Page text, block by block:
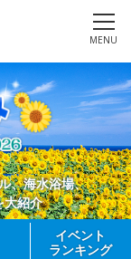
MENU
、海水浴場、
大紹介
イベント
ランキング